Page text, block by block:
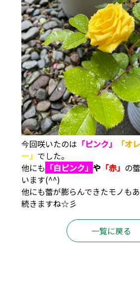
今回咲いたのは 「ピンク」 「オ
ー」 でした。
他にも 「白ピンク」 や「赤」 の
います(^^)
他にも蕾が膨らんできたモノも
続きますね☆彡
一覧に戻る